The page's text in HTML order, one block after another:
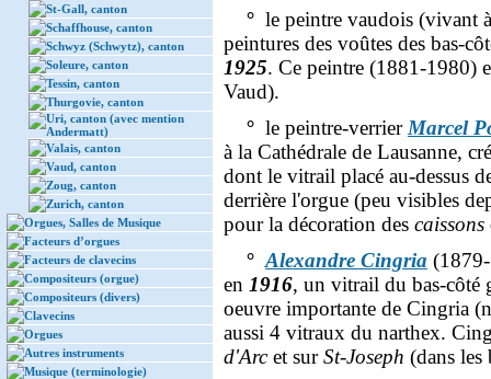
St-Gall, canton
Schaffhouse, canton
Schwyz (Schwytz), canton
Soleure, canton
Tessin, canton
Thurgovie, canton
Uri, canton (avec mention
Andermatt)
Valais, canton
Vaud, canton
Zoug, canton
Zurich, canton
Orgues, Salles de Musique
Facteurs d’orgues
Facteurs de clavecins
Compositeurs (orgue)
Compositeurs (divers)
Clavecins
Orgues
Autres instruments
Musique (terminologie)
° le peintre vaudois (vivant
peintures des voûtes des bas-
1925. Ce peintre (1881-1980)
Vaud).
° le peintre-verrier Marcel
à la Cathédrale de Lausanne,
dont le vitrail placé au-dessus
derrière l'orgue (peu visibles
pour la décoration des caissons
° Alexandre Cingria
en 1916, un vitrail du bas-côté
oeuvre importante de Cingria
aussi 4 vitraux du narthex.
d'Arcet surSt-Joseph (dans les